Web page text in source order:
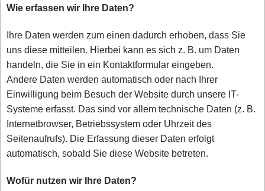
Wie erfassen wir Ihre Daten?
Ihre Daten werden zum einen dadurch erhoben, dass Sie
uns diese mitteilen. Hierbei kann es sich z. B. um Daten
handeln, die Sie in ein Kontaktformular eingeben.
Andere Daten werden automatisch oder nach Ihrer
Einwilligung beim Besuch der Website durch unsere IT-
Systeme erfasst. Das sind vor allem technische Daten (z. B.
Internetbrowser, Betriebssystem oder Uhrzeit des
Seitenaufrufs). Die Erfassung dieser Daten erfolgt
automatisch, sobald Sie diese Website betreten.
Wofür nutzen wir Ihre Daten?